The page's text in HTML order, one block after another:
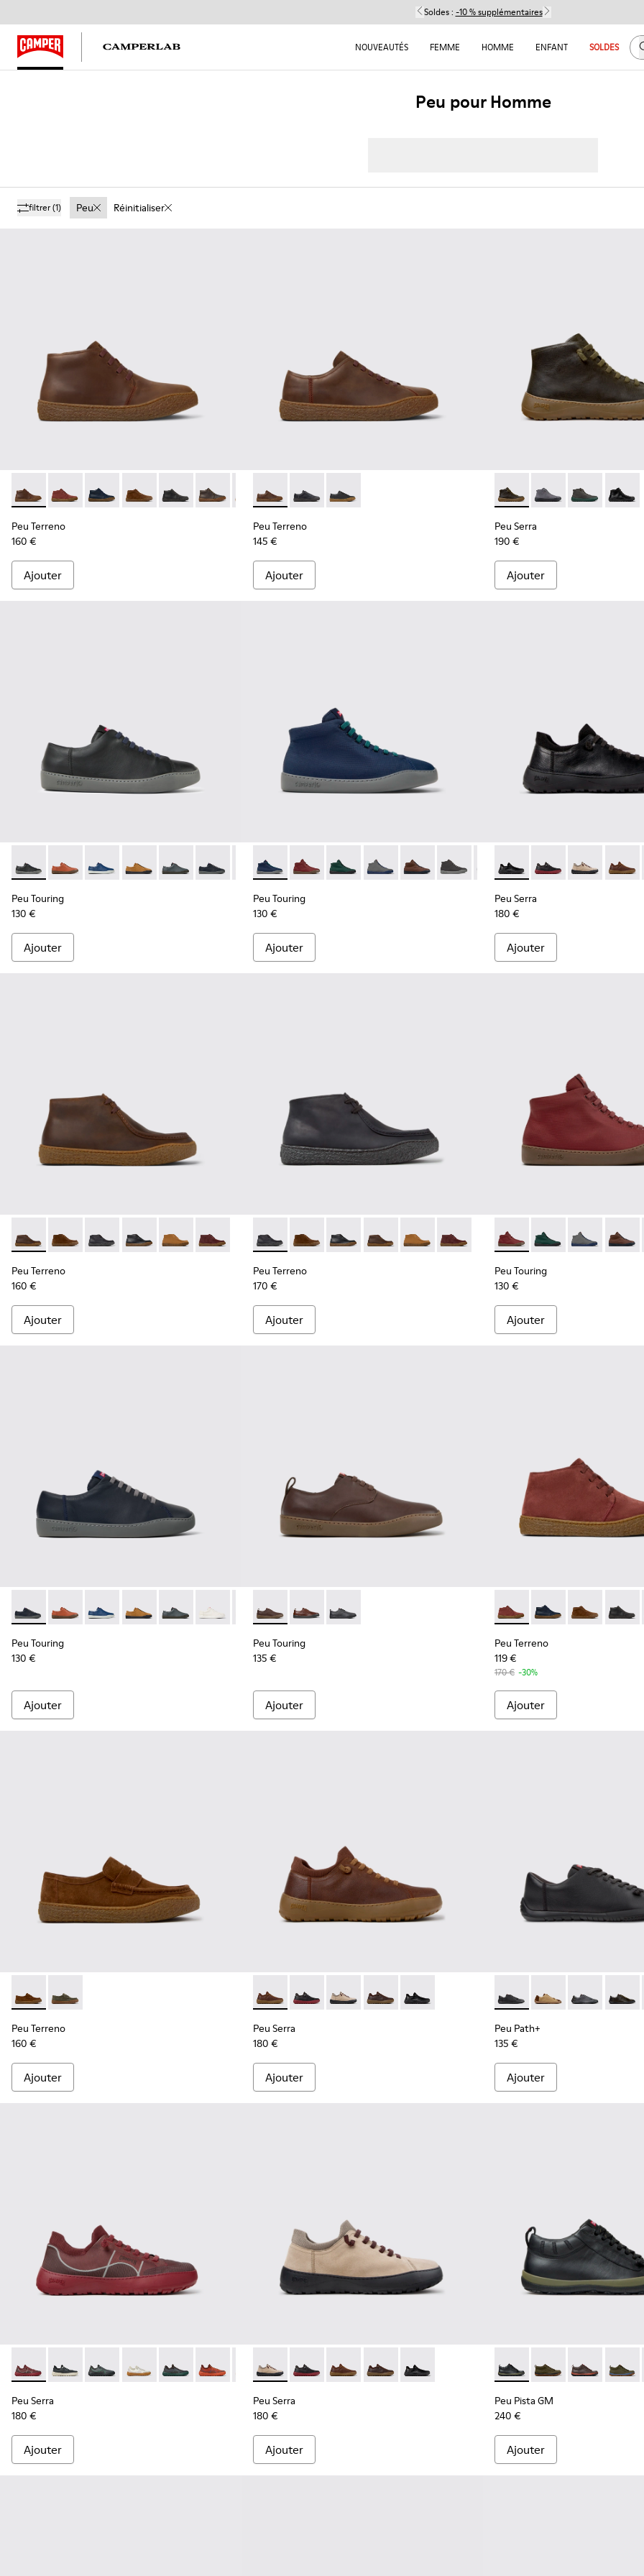
Soldes : -10 % supplémentaires
NOUVEAUTÉS FEMME HOMME ENFANT SOLDES
Peu pour Homme
filtrer(1) Peu Réinitialiser
Peu Terreno - K300467-007 - Bottines en nubuck marron pour homme.
Peu Terreno - K300467-014 - Bottines en daim bordeaux Pour homme.
Peu Terreno - K300467-013
Peu Terreno - K300467-012
Peu Terreno - K300467-009
Peu Terreno - K300467-008
Peu Terreno - K300467-006
Peu Terreno - K300467-005
Peu Terreno
160 €
Ajouter
Peu Terreno - K100927-013 - Chaussures en nubuck marron pour homme.
Peu Terreno - K100927-020 - Chaussures en nubuck gris pour homme.
Peu Terreno - K100927-001
Peu Terreno
145 €
Ajouter
Peu Serra - K300541-004 -
Peu Serra - K300541-
Peu Serra -
Peu
Peu Serra
190 €
Ajouter
Peu Touring - K100479-001 - Baskets en cuir noir pour homme.
Peu Touring - K100479-062
Peu Touring - K100479-061
Peu Touring - K100479-059
Peu Touring - K100479-058
Peu Touring - K100479-051 - Baskets en cuir bleu pour homme.
Peu Touring - K100479-045
Peu Touring - K100479-022
Peu Touring - K100479-021
Peu Touring - K100479-011
Peu Touring
130 €
Ajouter
Peu Touring - K300270-008 - Baskets en textile bleu pour homme.
Peu Touring - K300270-035 - Baskets en textile bordeaux pour
Peu Touring - K300270-033
Peu Touring - K300270-032
Peu Touring - K300270-030
Peu Touring - K300270-018 - Baskets
Peu Touring - K300270-017
Peu Touring - K300270-
Peu Touring -
Peu
Peu Touring
130 €
Ajouter
Peu Serra - K101075-001 -
Peu Serra -Peu Serra -
Peu
Peu Serra
180 €
Ajouter
Peu Terreno - K300530-004 - Bottines en nubuck marron pour homme.
Peu Terreno - K300530-009
Peu Terreno - K300530-006 - Bottines en nubuck noir pour homme.
Peu Terreno - K300530-005
Peu Terreno - K300530-003
Peu Terreno - K300530-001
Peu Terreno
160 €
Ajouter
Peu Terreno - K300530-006 - Bottines en nubuck noir pour homme.
Peu Terreno - K300530-009
Peu Terreno - K300530-005
Peu Terreno - K300530-004 - Bottines en nubuck
Peu Terreno - K300530-003
Peu Terreno - K300530-001
Peu Terreno
170 €
Ajouter
Peu Touring - K300270-
Peu Touring -Peu Touring -
Peu
Peu Touring
130 €
Ajouter
Peu Touring - K100479-051 - Baskets en cuir bleu pour homme.
Peu Touring - K100479-062
Peu Touring - K100479-061
Peu Touring - K100479-059
Peu Touring - K100479-058
Peu Touring - K100479-045
Peu Touring - K100479-022
Peu Touring - K100479-021
Peu Touring - K100479-011
Peu Touring - K100479-001 - Baskets en cuir noir pour
Peu Touring
130 €
Ajouter
Peu Touring - K100977-009 - Baskets en cuir marron pour homme.
Peu Touring - K100977-006
Peu Touring - K100977-004 - Baskets en cuir noir pour
Peu Touring
135 €
Ajouter
Peu Terreno - K300467-014
Peu Terreno -Peu Terreno -
Peu
Peu Terreno
119 €
170 € -30%
Ajouter
Peu Terreno - K101135-002 - Mocassins en cuir velours marron pour homme.
Peu Terreno - K101135-004 - Mocassins en cuir velours verts pour homme.
Peu Terreno
160 €
Ajouter
Peu Serra - K101075-010 - Chaussures marron en cuir régénératif et textile
Peu Serra - K101075-013 - Chaussures grises en cuir et textile pour
Peu Serra - K101075-011 - Chaussures en cuir velours et
Peu Serra - K101075-005
Peu Serra - K101075-001 - Chaussures
Peu Serra
180 €
Ajouter
Peu Path+ - K101114-002 -
Peu Path+ - K101114-
Peu Path+ -
Peu
Peu Path+
135 €
Ajouter
Peu Serra - K101007-017 - Baskets bordeaux en matières techniques en PET recyclé pour homme.
Peu Serra - K101007-016
Peu Serra - K101007-015 - Baskets en matières techniques en PET recyclé gris pour homme.
Peu Serra - K101007-011 - Baskets beiges en matières techniques à base de PET recyclé pour homme.
Peu Serra - K101007-008
Peu Serra - K101007-007
Peu Serra - K101007-006
Peu Serra - K101007-005 - Baskets noires et grises en matières
Peu Serra
180 €
Ajouter
Peu Serra - K101075-011 - Chaussures en cuir velours et textile beiges pour
Peu Serra - K101075-013 - Chaussures grises en cuir et textile pour
Peu Serra - K101075-010 - Chaussures marron en cuir
Peu Serra - K101075-005
Peu Serra - K101075-001 - Chaussures
Peu Serra
180 €
Ajouter
Peu Pista GM - K300285-
Peu Pista GM -
Peu Pista GM
Peu
Peu Pista GM
240 €
Ajouter